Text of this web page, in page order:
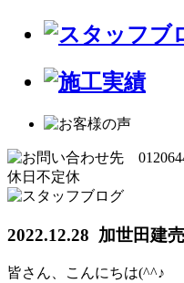
2022.12.28 加世田建
皆さん、こんにちは(^^♪